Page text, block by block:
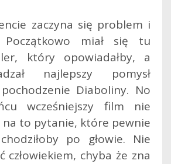
zaczyna się problem i
Początkowo miał się tu
który opowiadałby, a
najlepszy pomysł
Diaboliny. No
wcześniejszy film nie
na to pytanie, które pewnie
po głowie. Nie
człowiekiem, chyba że zna